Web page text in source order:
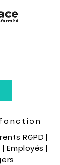
RGPD |
| Employés |